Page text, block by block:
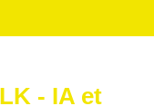
- IA et